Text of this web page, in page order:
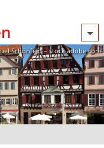
Schönfeld – stock.adobe.com